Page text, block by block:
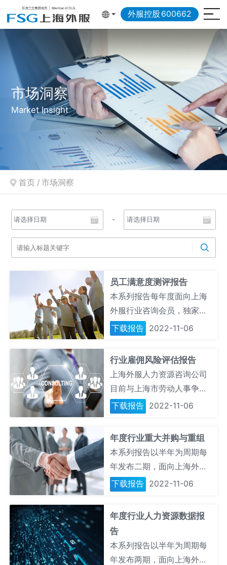
外服控股 600662
市场洞察
Market Insight
首页 / 市场洞察
-
员工满意度测评报告
本系列报告每年度面向上海
外服行业咨询会员，独家推
送所选定行业的全方位员工
满意度评估，并通过会员平
台内的行业对标和会员各年
度的纵向比较，帮助企业全
面客观了解员工最新的管理
评价及相关提升诉求。
下载报告 2022-11-06
行业雇佣风险评估报告
上海外服人力资源咨询公司
目前与上海市劳动人事争议
仲裁院联合发布分行业的人
力资雇佣与管理风险跟踪和
评估报告，此报告将帮助企
业了解同行企业共同面对的
雇佣风险并根据每年报告的
风险提升进行相关风控措施
评估与提升。该报告目前仅
布并予以解读。
下载报告 2022-11-06
年度行业重大并购与重组
本系列报告以半年为周期每
年发布二期，面向上海外服
行业咨询会员，独家推送所
选定行业的重要并购及重组
勾勒出的企业发展脉络并从
中洞悉企业尤其是人才发展
的战略规划。
下载报告 2022-11-06
年度行业人力资源数据报
告
本系列报告以半年为周期每
年发布两期，面向上海外服